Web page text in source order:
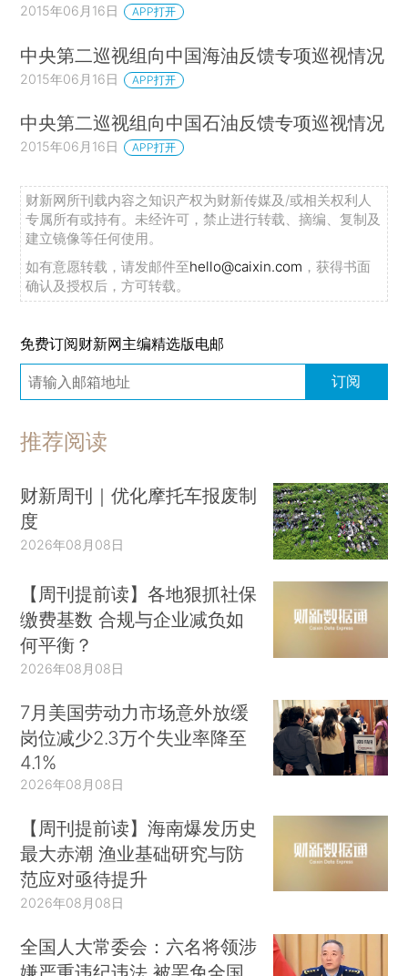
2015年06月16日 APP打开
中央第二巡视组向中国海油反馈专项巡视情况
2015年06月16日 APP打开
中央第二巡视组向中国石油反馈专项巡视情况
2015年06月16日 APP打开
财新网所刊载内容之知识产权为财新传媒及/或相关权利人
专属所有或持有。未经许可，禁止进行转载、摘编、复制及
建立镜像等任何使用。
如有意愿转载，请发邮件至hello@caixin.com ，获得书面
确认及授权后，方可转载。
免费订阅财新网主编精选版电邮
订阅
推荐阅读
财新周刊｜优化摩托车报废制
度
2026年08月08日
【周刊提前读】各地狠抓社保
缴费基数 合规与企业减负如
何平衡？
2026年08月08日
7月美国劳动力市场意外放缓
岗位减少2.3万个失业率降至
4.1%
2026年08月08日
【周刊提前读】海南爆发历史
最大赤潮 渔业基础研究与防
范应对亟待提升
2026年08月08日
全国人大常委会：六名将领涉